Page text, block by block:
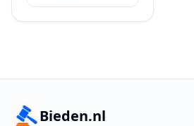
Bieden.nl